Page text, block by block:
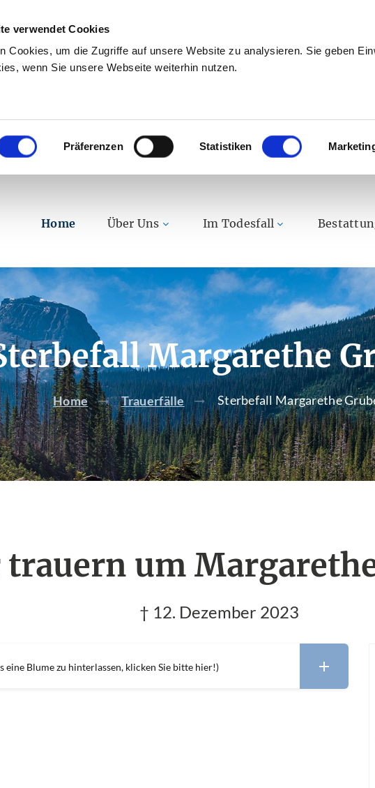
verwendet Cookies
Cookies, um die Zugriffe auf unsere Website zu analysieren. Sie geben
wenn Sie unsere Webseite weiterhin nutzen.
Präferenzen Statistiken
Home Über Uns Im Todesfall
Margarethe
Home Trauerfälle Sterbefall Margarethe
um
† 12. Dezember 2023
eine Blume zu hinterlassen, klicken Sie bitte hier!)